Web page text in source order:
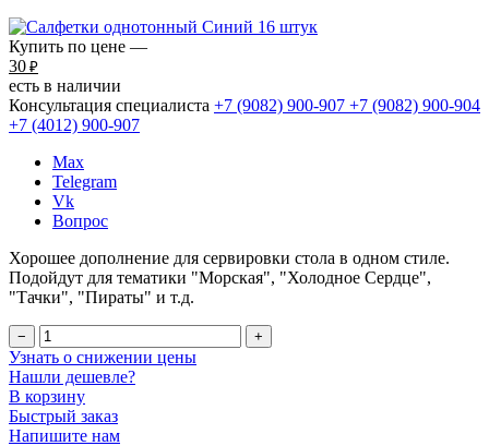
Купить по цене —
30 ₽
есть в наличии
Консультация специалиста +7 (9082) 900-907 +7 (9082) 900-904
+7 (4012) 900-907
Max
Telegram
Vk
Вопрос
Хорошее дополнение для сервировки стола в одном стиле.
Подойдут для тематики "Морская", "Холодное Сердце",
"Тачки", "Пираты" и т.д.
− +
Узнать о снижении цены
Нашли дешевле?
В корзину
Быстрый заказ
Напишите нам